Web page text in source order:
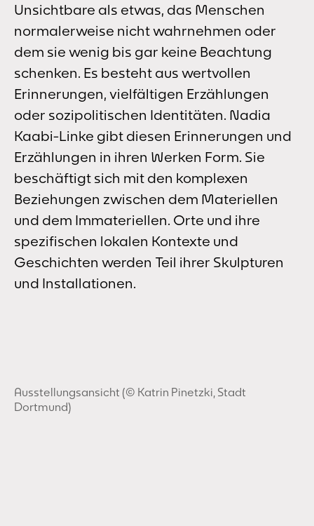
Unsichtbare als etwas, das Menschen
normalerweise nicht wahrnehmen oder
dem sie wenig bis gar keine Beachtung
schenken. Es besteht aus wertvollen
Erinnerungen, vielfältigen Erzählungen
oder sozipolitischen Identitäten. Nadia
Kaabi-Linke gibt diesen Erinnerungen und
Erzählungen in ihren Werken Form. Sie
beschäftigt sich mit den komplexen
Beziehungen zwischen dem Materiellen
und dem Immateriellen. Orte und ihre
spezifischen lokalen Kontexte und
Geschichten werden Teil ihrer Skulpturen
und Installationen.
Ausstellungsansicht (© Katrin Pinetzki, Stadt
Dortmund)